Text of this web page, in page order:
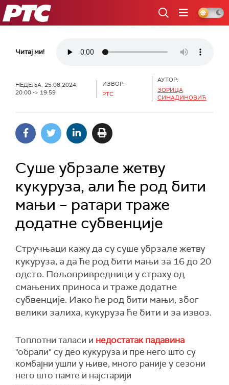
РТС
Читај ми!
НЕДЕЉА, 25.08.2024,
20:00 -> 19:59
ИЗВОР:
РТС
АУТОР:
ЗОРИЦА
СИНАДИНОВИЋ
Суше убрзале жетву
кукуруза, али ће род бити
мањи – ратари траже
додатне субвенције
Стручњаци кажу да су суше убрзале жетву
кукуруза, а да ће род бити мањи за 16 до 20
одсто. Пољопривредници у страху од
смањених приноса и траже додатне
субвенције. Иако ће род бити мањи, због
велики залиха, кукуруза ће бити и за извоз.
Топлотни таласи и недостатак падавина
"обрали" су део кукуруза и пре него што су
комбајни ушли у њиве, много раније у сезони
него што памте и најстарији